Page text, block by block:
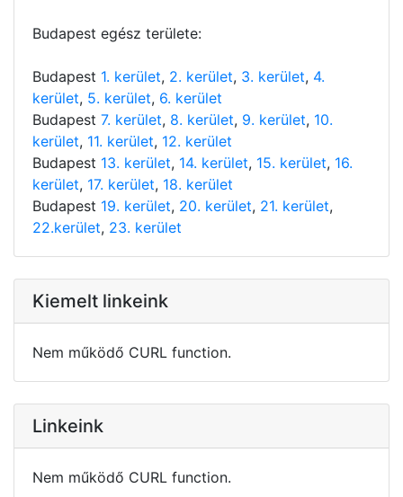
Budapest egész területe:
Budapest 1. kerület, 2. kerület, 3. kerület, 4.
kerület, 5. kerület, 6. kerület
Budapest 7. kerület, 8. kerület, 9. kerület, 10.
kerület, 11. kerület, 12. kerület
Budapest 13. kerület, 14. kerület, 15. kerület, 16.
kerület, 17. kerület, 18. kerület
Budapest 19. kerület, 20. kerület, 21. kerület,
22.kerület, 23. kerület
Kiemelt linkeink
Nem működő CURL function.
Linkeink
Nem működő CURL function.